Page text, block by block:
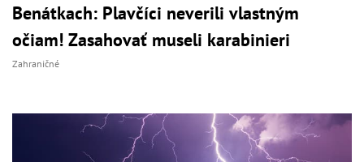
Benátkach: Plavčíci neverili vlastným
očiam! Zasahovať museli karabinieri
Zahraničné